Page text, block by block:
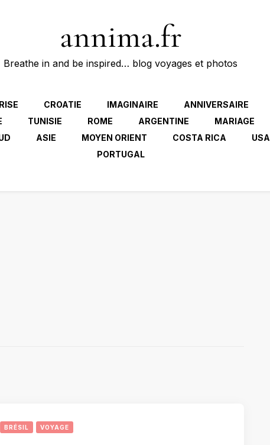
annima.fr
Breathe in and be inspired… blog voyages et photos
CROATIE IMAGINAIRE ANNIVERSAIRE
TUNISIE ROME ARGENTINE MARIAGE
ASIE MOYEN ORIENT COSTA RICA USA
PORTUGAL
BRÉSIL VOYAGE